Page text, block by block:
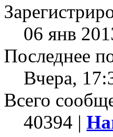
06 янв
Последнее
Вчера,
Всего
40394 |